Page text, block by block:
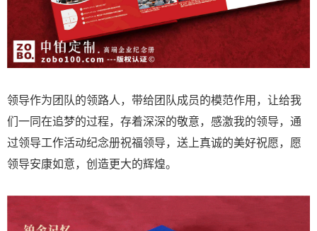
领导作为团队的领路人，带给团队成员的模范作用，让给我
们一同在追梦的过程，存着深深的敬意，感激我的领导，通
过领导工作活动纪念册祝福领导，送上真诚的美好祝愿，愿
领导安康如意，创造更大的辉煌。